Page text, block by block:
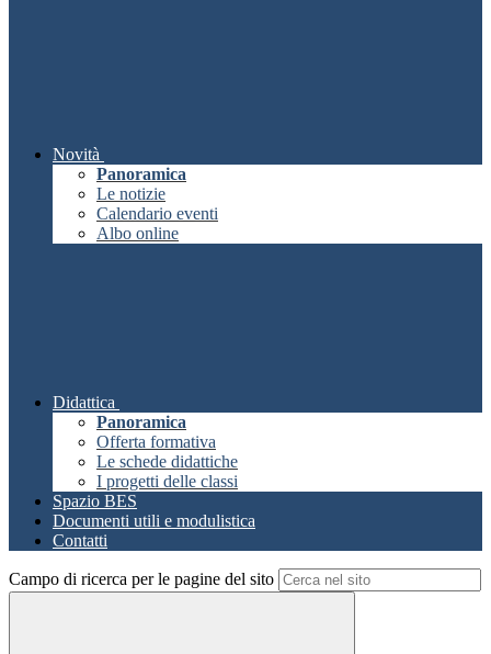
Novità
Panoramica
Le notizie
Calendario eventi
Albo online
Didattica
Panoramica
Offerta formativa
Le schede didattiche
I progetti delle classi
Spazio BES
Documenti utili e modulistica
Contatti
Campo di ricerca per le pagine del sito